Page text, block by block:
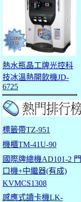
熱水瓶晶工牌光控科
技冰溫熱開飲機JD-
6725
標籤帶TZ-951
機櫃TM-41U-90
國際牌總機AD101-2 門
口機+中繼器(有成)
KVMCS1308
感應式讀卡機LK-